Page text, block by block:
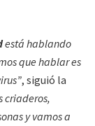
está hablando
que hablar es
, siguió la
criaderos,
y vamos a